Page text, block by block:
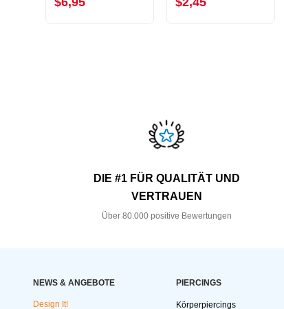
DIE #1 FÜR QUALITÄT UND
VERTRAUEN
Über 80.000 positive Bewertungen
NEWS & ANGEBOTE
Design It!
PIERCINGS
Körperpiercings